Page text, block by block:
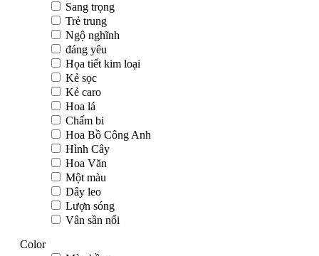
Sang trọng
Trẻ trung
Ngộ nghĩnh
đáng yêu
Họa tiết kim loại
Kẻ sọc
Kẻ caro
Hoa lá
Chấm bi
Hoa Bồ Công Anh
Hình Cây
Hoa Văn
Một màu
Dây leo
Lượn sóng
Vân sần nổi
Color